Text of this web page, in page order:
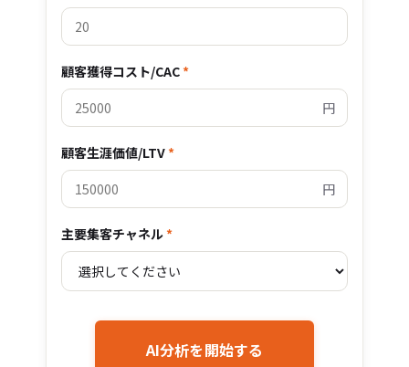
顧客獲得コスト/CAC*
円
顧客生涯価値/LTV*
円
主要集客チャネル*
AI分析を開始する